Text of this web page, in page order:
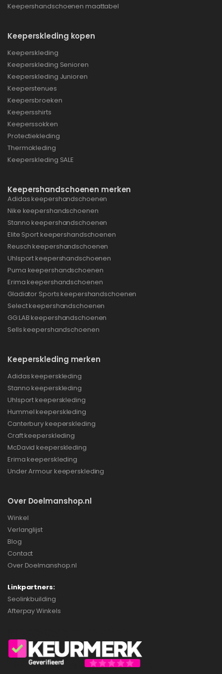
Keepershandschoenen maattabel
Keeperskleding kopen
Keeperskleding
Keeperskleding Senioren
Keeperskleding Junioren
Keeperstenues
Keepersbroeken
Keepersshirts
Keeperssokken
Protectiekleding
Thermokleding
Keeperskleding SALE
Keepershandschoenen merken
Adidas keepershandschoenen
Nike keepershandschoenen
Stanno keepershandschoenen
Elite Sport keepershandschoenen
Reusch keepershandschoenen
Uhlsport keepershandschoenen
Puma keepershandschoenen
Erima keepershandschoenen
Gladiator Sports keepershandschoenen
Select keepershandschoenen
GG:LAB keepershandschoenen
Sells keepershandschoenen
Keeperskleding merken
Adidas keeperskleding
Stanno keeperskleding
Uhlsport keeperskleding
Hummel keeperskleding
Canterbury keeperskleding
Craft keeperskleding
McDavid keeperskleding
Erima keeperskleding
Under Armour keeperskleding
Over Doelmanshop.nl
Winkel
Verlanglijst
Blog
Contact
Over Doelmanshop.nl
Linkpartners:
Seolinkbuilding
Afterpay Winkels